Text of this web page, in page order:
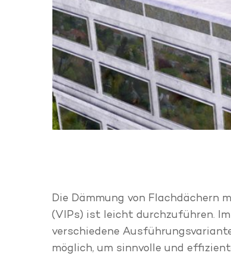
Die Dämmung von Flachdächern
(VIPs) ist leicht durchzuführen.
verschiedene
möglich, um sinnvolle und